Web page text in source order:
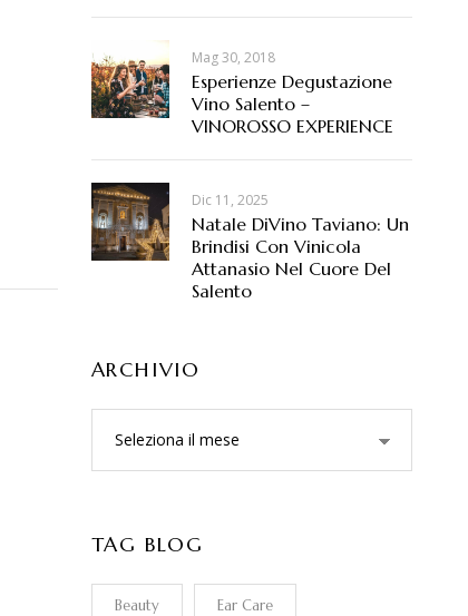
Mag 30, 2018
Esperienze Degustazione
Vino Salento –
VINOROSSO EXPERIENCE
Dic 11, 2025
Natale DiVino Taviano: Un
Brindisi Con Vinicola
Attanasio Nel Cuore Del
Salento
ARCHIVIO
TAG BLOG
Beauty Ear Care